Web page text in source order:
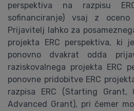
perspektiva na razpisu
sofinanciranje) vsaj z
Prijavitelj lahko za
projekta ERC perspektiva, ki
ponovno dvakrat odda
raziskovalnega projekta ERC
ponovne pridobitve ERC
razpisa ERC (Starting Grant,
Advanced Grant), pri čemer